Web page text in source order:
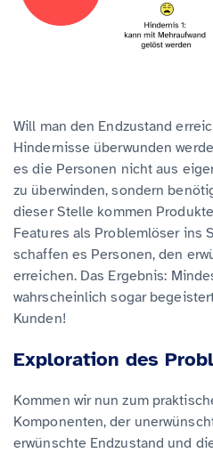
Will man den Endzustand
Hindernisse überwunden
es die Personen nicht aus
zu überwinden, sondern
dieser Stelle kommen
Features als Problemlöser ins
schaffen es Personen, den
erreichen. Das Ergebnis:
wahrscheinlich sogar
Kunden!
Exploration des
Kommen wir nun zum
Komponenten, der
erwünschte Endzustand und